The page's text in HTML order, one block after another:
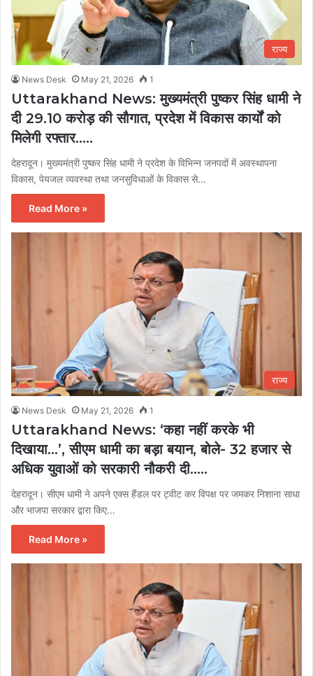
राज्य
News Desk May 21, 2026 1
Uttarakhand News: मुख्यमंत्री पुष्कर सिंह धामी ने
दी 29.10 करोड़ की सौगात, प्रदेश में विकास कार्यों को
मिलेगी रफ्तार…..
देहरादून। मुख्यमंत्री पुष्कर सिंह धामी ने प्रदेश के विभिन्न जनपदों में अवस्थापना
विकास, पेयजल व्यवस्था तथा जनसुविधाओं के विकास से…
Read More »
राज्य
News Desk May 21, 2026 1
Uttarakhand News: ‘कहा नहीं करके भी
दिखाया…’, सीएम धामी का बड़ा बयान, बोले- 32 हजार से
अधिक युवाओं को सरकारी नौकरी दी…..
देहरादून। सीएम धामी ने अपने एक्स हैंडल पर ट्वीट कर विपक्ष पर जमकर निशाना साधा
और भाजपा सरकार द्वारा किए…
Read More »